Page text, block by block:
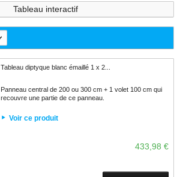
Tableau interactif
Tableau diptyque blanc émaillé 1 x 2...
Panneau central de 200 ou 300 cm + 1 volet 100 cm qui
recouvre une partie de ce panneau.
Voir ce produit
433,98 €